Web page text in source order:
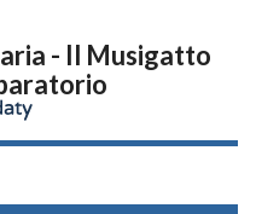
- Il Musigatto